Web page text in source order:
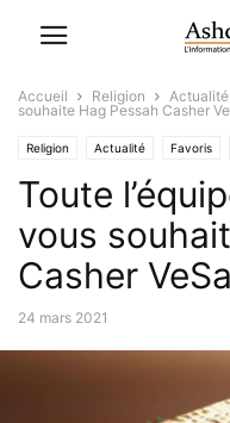
Accueil Religion Actualité
souhaite Hag Pessah Casher
Religion Actualité Favoris
Toute
vous
Casher
24 mars 2021